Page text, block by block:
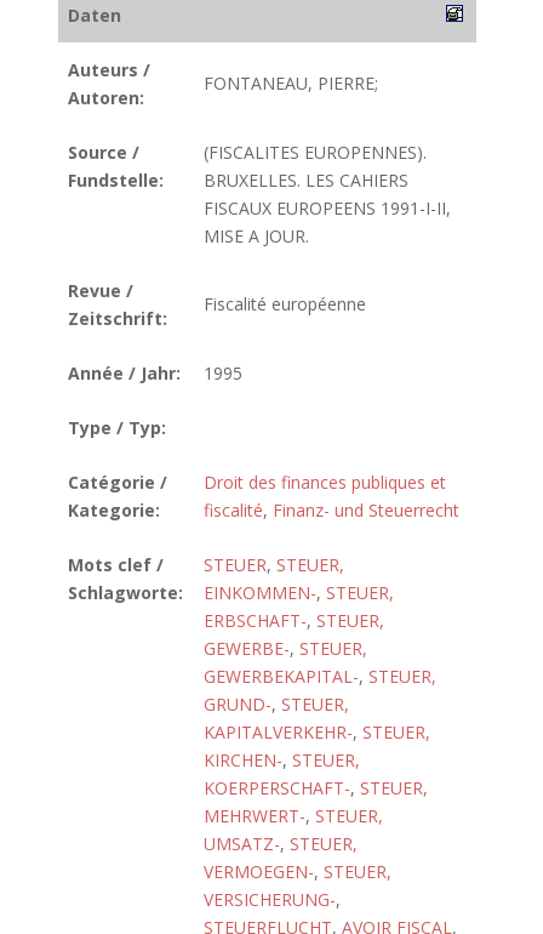
Daten
Auteurs /
Autoren:
FONTANEAU, PIERRE;
Source /
Fundstelle:
(FISCALITES EUROPENNES).
BRUXELLES. LES CAHIERS
FISCAUX EUROPEENS 1991-I-II,
MISE A JOUR.
Revue /
Zeitschrift:
Fiscalité européenne
Année / Jahr: 1995
Type / Typ:
Catégorie /
Kategorie:
Droit des finances publiques et
fiscalité, Finanz- und Steuerrecht
Mots clef /
Schlagworte:
STEUER, STEUER,
EINKOMMEN-, STEUER,
ERBSCHAFT-, STEUER,
GEWERBE-, STEUER,
GEWERBEKAPITAL-, STEUER,
GRUND-, STEUER,
KAPITALVERKEHR-, STEUER,
KIRCHEN-, STEUER,
KOERPERSCHAFT-, STEUER,
MEHRWERT-, STEUER,
UMSATZ-, STEUER,
VERMOEGEN-, STEUER,
VERSICHERUNG-,
STEUERFLUCHT, AVOIR FISCAL,